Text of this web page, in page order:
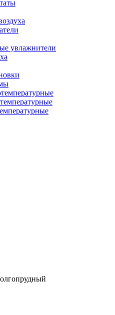
увлажнители